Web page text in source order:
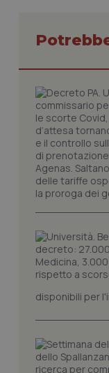
disponibili per